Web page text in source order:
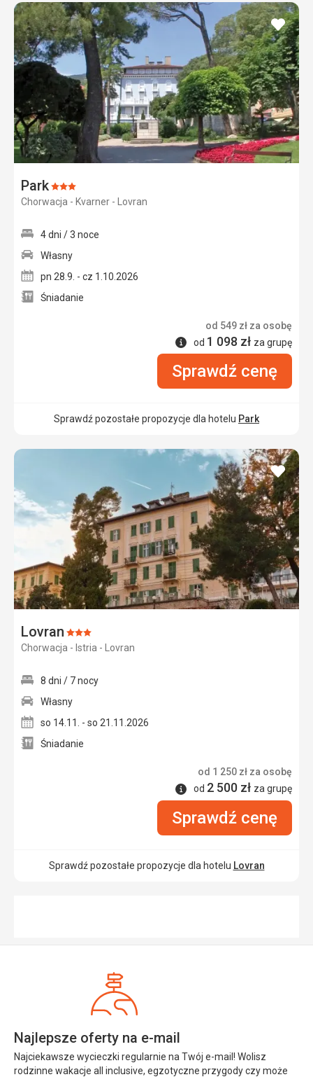
ParkOcena:
3/5
Chorwacja - Kvarner - Lovran
dodaj
do
4 dni / 3 noce
Własny
pn 28.9. - cz 1.10.2026
Śniadanie
od 549 zł za osobę
Informacje
od 1 098 zł za grupę
Sprawdź cenę
Sprawdź pozostałe propozycje dla hotelu Park
Lovran Ocena:
3/5
Chorwacja - Istria - Lovran
dodaj
do
8 dni / 7 nocy
Własny
so 14.11. - so 21.11.2026
Śniadanie
od 1 250 zł za osobę
Informacje
od 2 500 zł za grupę
Sprawdź cenę
Sprawdź pozostałe propozycje dla hotelu Lovran
Najlepsze oferty na e-mail
Najciekawsze wycieczki regularnie na Twój e-mail! Wolisz
rodzinne wakacje all inclusive, egzotyczne przygody czy może